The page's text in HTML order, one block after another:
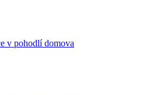
v pohodlí domova